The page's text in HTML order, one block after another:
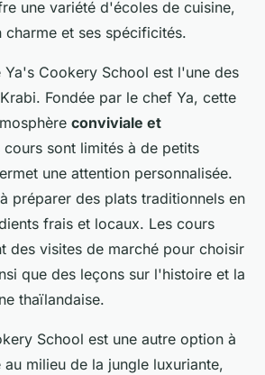
une variété d'écoles de cuisine,
charme et ses spécificités.
Ya's Cookery School est l'une des
Fondée par le chef Ya, cette
conviviale et
cours sont limités à de petits
une attention personnalisée.
préparer des plats traditionnels en
frais et locaux. Les cours
des visites de marché pour choisir
que des leçons sur l'histoire et la
thaïlandaise.
School est une autre option à
milieu de la jungle luxuriante,